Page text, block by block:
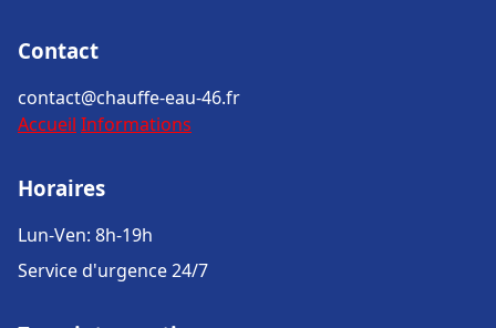
Contact
contact@chauffe-eau-46.fr
Accueil Informations
Horaires
Lun-Ven: 8h-19h
Service d'urgence 24/7